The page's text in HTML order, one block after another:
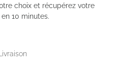
Livraison
choix et récupérez votre
10 minutes.